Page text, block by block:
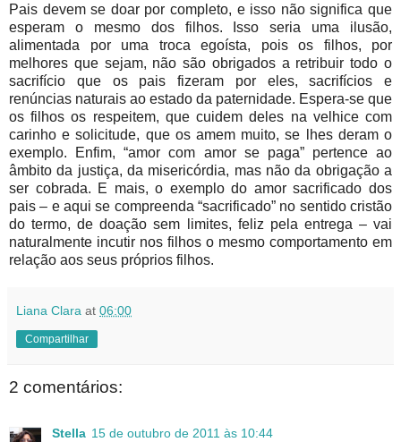
Pais devem se doar por completo, e isso não significa que
esperam o mesmo dos filhos. Isso seria uma ilusão,
alimentada por uma troca egoísta, pois os filhos, por
melhores que sejam, não são obrigados a retribuir todo o
sacrifício que os pais fizeram por eles, sacrifícios e
renúncias naturais ao estado da paternidade. Espera-se que
os filhos os respeitem, que cuidem deles na velhice com
carinho e solicitude, que os amem muito, se lhes deram o
exemplo. Enfim, “amor com amor se paga” pertence ao
âmbito da justiça, da misericórdia, mas não da obrigação a
ser cobrada. E mais, o exemplo do amor sacrificado dos
pais – e aqui se compreenda “sacrificado” no sentido cristão
do termo, de doação sem limites, feliz pela entrega – vai
naturalmente incutir nos filhos o mesmo comportamento em
relação aos seus próprios filhos.
Liana Clara at 06:00
Compartilhar
2 comentários:
Stella 15 de outubro de 2011 às 10:44